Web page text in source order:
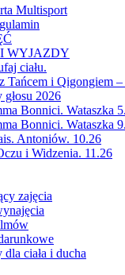
Multisport
WYJAZDY
ciału.
Tańcem i Qigongiem
głosu 2026
Bonnici. Wataszka
Bonnici. Wataszka
Antoniów. 10.26
i Widzenia. 11.26
zajęcia
dla ciała i ducha